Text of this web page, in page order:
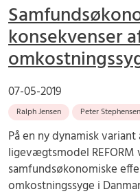
konsekvenser
07-05-2019
Ralph Jensen Peter Stephensen
På en ny dynamisk
ligevægtsmodel REFORM
samfundsøkonomiske
omkostningssyge i